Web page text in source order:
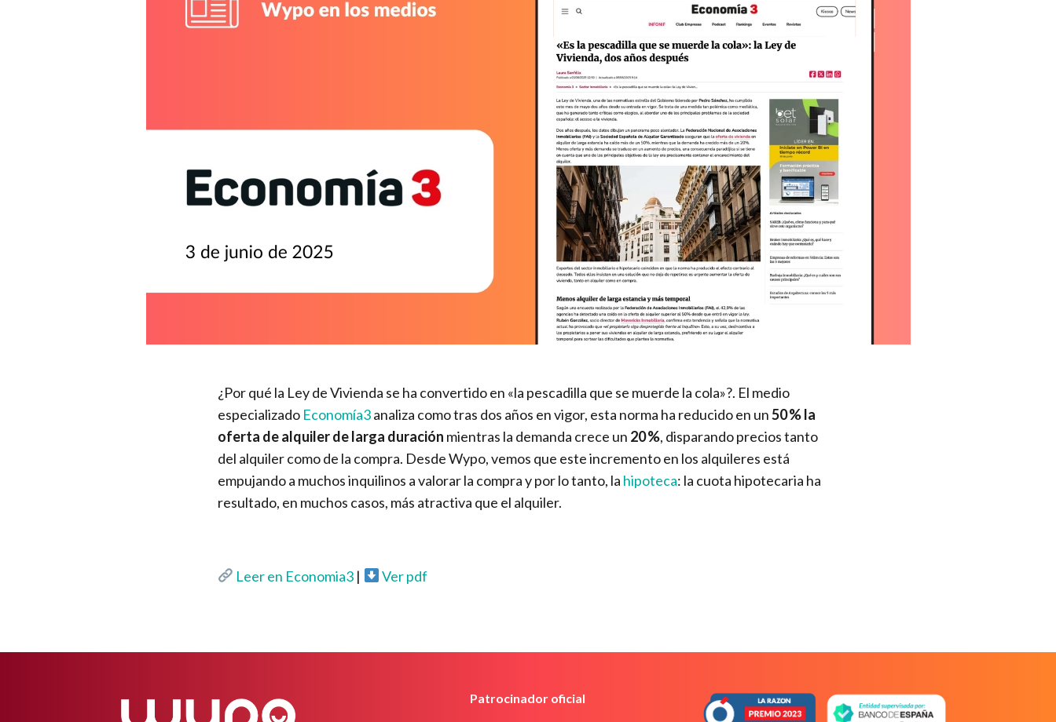
¿Por qué la Ley de Vivienda se ha convertido en «la pescadilla que se muerde la cola»?. El medio
especializado Economía3analiza como tras dos años en vigor, esta norma ha reducido en un50 % la
oferta de alquiler de larga duración mientras la demanda crece un 20 %, disparando precios tanto
del alquiler como de la compra. Desde Wypo, vemos que este incremento en los alquileres está
empujando a muchos inquilinos a valorar la compra y por lo tanto, la hipoteca: la cuota hipotecaria ha
resultado, en muchos casos, más atractiva que el alquiler.
Leer en Economia3 | Ver pdf
Patrocinador oficial